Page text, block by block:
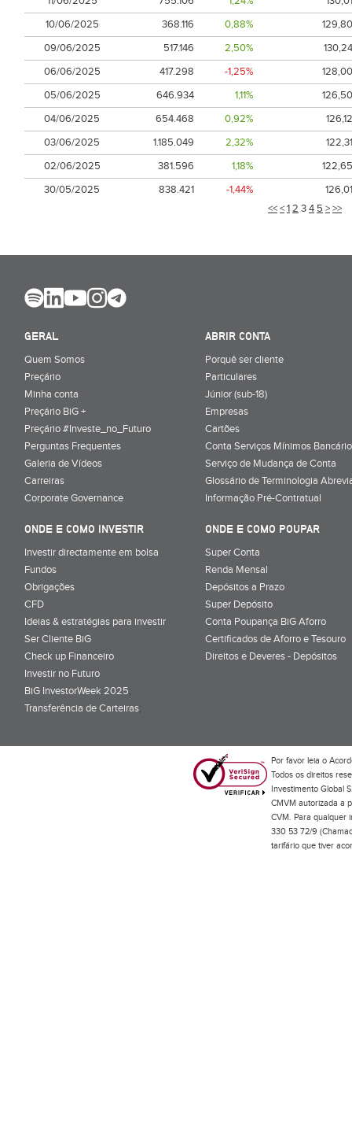
<<<12 34 5 >>>
10/06/2025
368.116 0,88%
129,80
09/06/2025
517.146 2,50%
130,24
06/06/2025
417.298 -1,25%
128,00
05/06/2025
646.934 1,11%
126,50
04/06/2025
654.468 0,92%
126,12
03/06/2025
1.185.049 2,32%
122,31
02/06/2025
381.596 1,18%
122,65
30/05/2025
838.421 -1,44% 126,01
GERAL
Quem Somos
Preçário
Minha conta
Preçário BiG +
Preçário #Investe_no_Futuro
Perguntas Frequentes
Galeria de Vídeos
Carreiras
Corporate Governance
ABRIR CONTA
Porquê ser cliente
Particulares
Júnior (sub-18)
Empresas
Cartões
Conta Serviços Mínimos
Serviço de Mudança de Conta
Glossário de Terminologia
Informação Pré-Contratual
ONDE E COMO INVESTIR
Investir directamente em bolsa
Fundos
Obrigações
CFD
Ideias & estratégias para investir
Ser Cliente BiG
Check up Financeiro
Investir no Futuro
BiG InvestorWeek 2025;
Transferência de Carteiras;
ONDE E COMO POUPAR
Super Conta
Renda Mensal
Depósitos a Prazo
Super Depósito
Conta Poupança BiG Aforro
Certificados de Aforro e Tesouro
Direitos e Deveres - Depósitos
Por favor leia o
Todos os direitos
Investimento Global
CMVM autorizada a
CVM. Para qualquer
330 53 72/9
tarifário que tiver